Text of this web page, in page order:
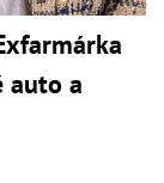
auto a